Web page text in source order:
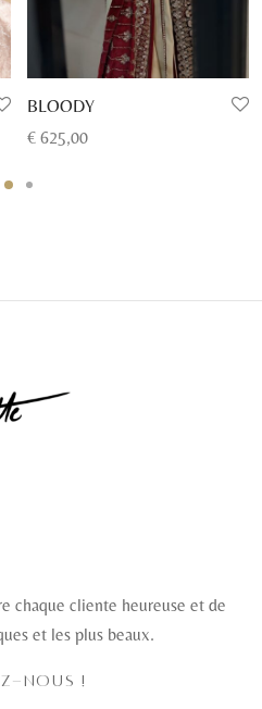
BLOODY
€625,00
chaque cliente heureuse et de
et les plus beaux.
NOUS !